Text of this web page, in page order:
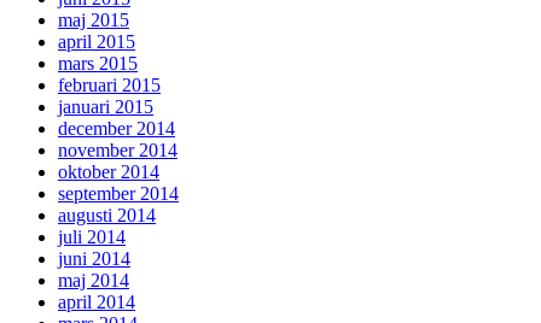
maj 2015
april 2015
mars 2015
februari 2015
januari 2015
december 2014
november 2014
oktober 2014
september 2014
augusti 2014
juli 2014
juni 2014
maj 2014
april 2014